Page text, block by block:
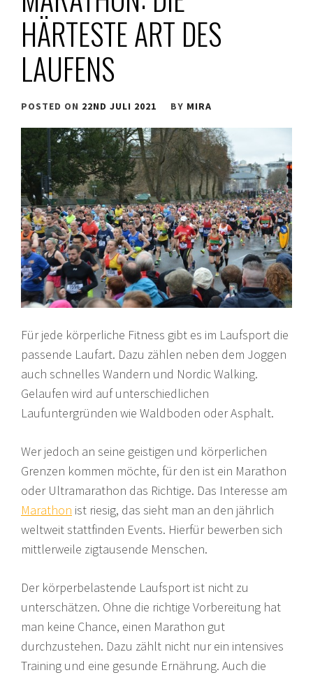
HÄRTESTE ART DES
LAUFENS
POSTED ON 22ND JULI 2021 BY MIRA
Für jede körperliche Fitness gibt es im Laufsport die
passende Laufart. Dazu zählen neben dem Joggen
auch schnelles Wandern und Nordic Walking.
Gelaufen wird auf unterschiedlichen
Laufuntergründen wie Waldboden oder Asphalt.
Wer jedoch an seine geistigen und körperlichen
Grenzen kommen möchte, für den ist ein Marathon
oder Ultramarathon das Richtige. Das Interesse am
Marathon ist riesig, das sieht man an den jährlich
weltweit stattfinden Events. Hierfür bewerben sich
mittlerweile zigtausende Menschen.
Der körperbelastende Laufsport ist nicht zu
unterschätzen. Ohne die richtige Vorbereitung hat
man keine Chance, einen Marathon gut
durchzustehen. Dazu zählt nicht nur ein intensives
Training und eine gesunde Ernährung. Auch die